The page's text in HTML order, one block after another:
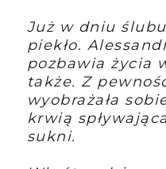
Już w dniu
piekło.
pozbawia życia
także. Z
wyobrażała
krwią
sukni.